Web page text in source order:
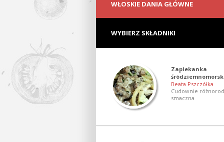
WŁOSKIE DANIA GŁÓWNE
WYBIERZ SKŁADNIKI
Zapiekanka
Beata Pszczółka
Cudownie
smaczna